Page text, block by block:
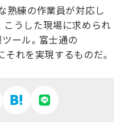
熟練の作業員が対応し
こうした現場に求められ
ール。富士通の
れを実現するものだ。